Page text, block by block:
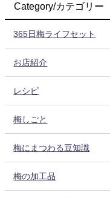
Category/カテゴリー
365日梅ライフセット
お店紹介
レシピ
梅しごと
梅にまつわる豆知識
梅の加工品